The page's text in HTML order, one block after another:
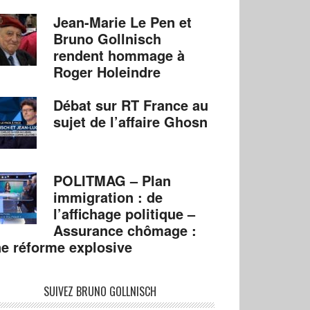
Jean-Marie Le Pen et
Bruno Gollnisch
rendent hommage à
Roger Holeindre
Débat sur RT France au
sujet de l’affaire Ghosn
POLITMAG – Plan
immigration : de
l’affichage politique –
Assurance chômage :
réforme explosive
SUIVEZ BRUNO GOLLNISCH